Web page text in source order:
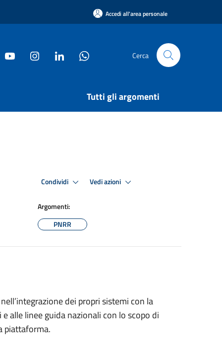
Accedi all'area personale
Cerca
Tutti gli argomenti
Condividi Vedi azioni
Argomenti:
PNRR
dei propri sistemi con la
alle linee guida nazionali con lo scopo di
piattaforma.